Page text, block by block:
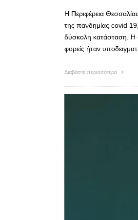
Η Περιφέρεια
της πανδημίας covid
δύσκολη κατάσταση. Η
φορείς ήταν
Διαβάστε περισσότερα